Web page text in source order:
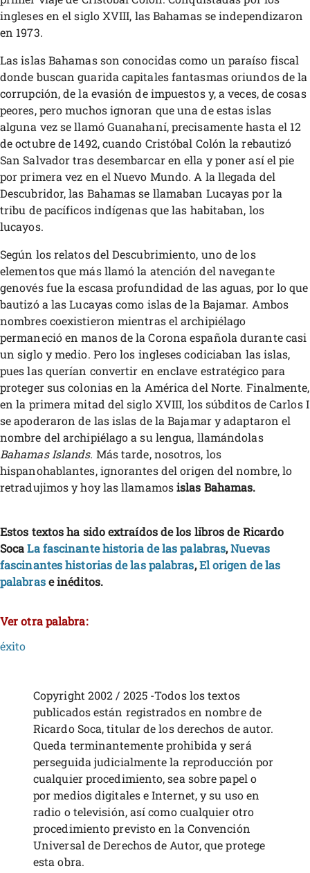
ingleses en el siglo XVIII, las Bahamas se independizaron
en 1973.
Las islas Bahamas son conocidas como un paraíso fiscal
donde buscan guarida capitales fantasmas oriundos de la
corrupción, de la evasión de impuestos y, a veces, de cosas
peores, pero muchos ignoran que una de estas islas
alguna vez se llamó Guanahaní, precisamente hasta el 12
de octubre de 1492, cuando Cristóbal Colón la rebautizó
San Salvador tras desembarcar en ella y poner así el pie
por primera vez en el Nuevo Mundo. A la llegada del
Descubridor, las Bahamas se llamaban Lucayas por la
tribu de pacíficos indígenas que las habitaban, los
lucayos.
Según los relatos del Descubrimiento, uno de los
elementos que más llamó la atención del navegante
genovés fue la escasa profundidad de las aguas, por lo que
bautizó a las Lucayas como islas de la Bajamar. Ambos
nombres coexistieron mientras el archipiélago
permaneció en manos de la Corona española durante casi
un siglo y medio. Pero los ingleses codiciaban las islas,
pues las querían convertir en enclave estratégico para
proteger sus colonias en la América del Norte. Finalmente,
en la primera mitad del siglo XVIII, los súbditos de Carlos I
se apoderaron de las islas de la Bajamar y adaptaron el
nombre del archipiélago a su lengua, llamándolas
Bahamas Islands. Más tarde, nosotros, los
hispanohablantes, ignorantes del origen del nombre, lo
retradujimos y hoy las llamamosislas Bahamas.
Estos textos ha sido extraídos de los libros de Ricardo
SocaLa fascinante historia de las palabras,Nuevas
fascinantes historias de las palabras,El origen de las
palabrase inéditos.
Ver otra palabra:
éxito
Copyright 2002 / 2025 -Todos los textos
publicados están registrados en nombre de
Ricardo Soca, titular de los derechos de autor.
Queda terminantemente prohibida y será
perseguida judicialmente la reproducción por
cualquier procedimiento, sea sobre papel o
por medios digitales e Internet, y su uso en
radio o televisión, así como cualquier otro
procedimiento previsto en la Convención
Universal de Derechos de Autor, que protege
esta obra.